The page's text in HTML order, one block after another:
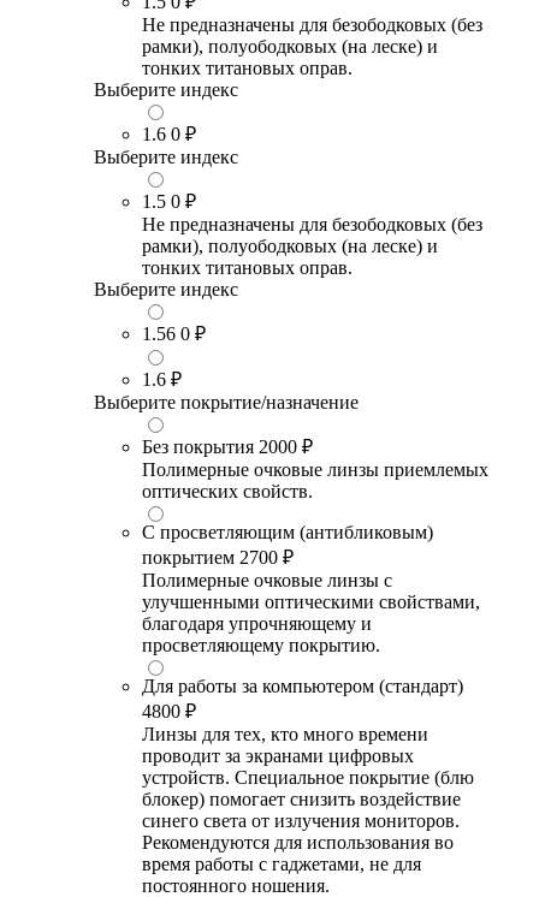
Не предназначены для безободковых (без
рамки), полуободковых (на леске) и
тонких титановых оправ.
Выберите индекс
1.6 0 ₽
Выберите индекс
1.5 0 ₽
Не предназначены для безободковых (без
рамки), полуободковых (на леске) и
тонких титановых оправ.
Выберите индекс
1.56 0 ₽
1.6 ₽
Выберите покрытие/назначение
Без покрытия 2000 ₽
Полимерные очковые линзы приемлемых
оптических свойств.
С просветляющим (антибликовым)
покрытием 2700 ₽
Полимерные очковые линзы с
улучшенными оптическими свойствами,
благодаря упрочняющему и
просветляющему покрытию.
Для работы за компьютером (стандарт)
4800 ₽
Линзы для тех, кто много времени
проводит за экранами цифровых
устройств. Специальное покрытие (блю
блокер) помогает снизить воздействие
синего света от излучения мониторов.
Рекомендуются для использования во
время работы с гаджетами, не для
постоянного ношения.